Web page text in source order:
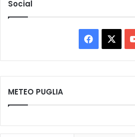
Social
a
c
METEO PUGLIA